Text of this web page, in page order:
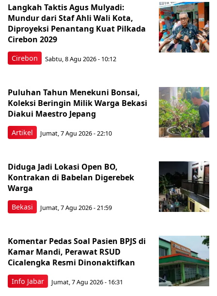
Cirebon
Langkah Taktis Agus Mulyadi:
Mundur dari Staf Ahli Wali Kota,
Diproyeksi Penantang Kuat Pilkada
Cirebon 2029
Sabtu, 8 Agu 2026 - 10:12
Artikel
Puluhan Tahun Menekuni Bonsai,
Koleksi Beringin Milik Warga Bekasi
Diakui Maestro Jepang
Jumat, 7 Agu 2026 - 22:10
Bekasi
Diduga Jadi Lokasi Open BO,
Kontrakan di Babelan Digerebek
Warga
Jumat, 7 Agu 2026 - 21:59
Info Jabar
Komentar Pedas Soal Pasien BPJS di
Kamar Mandi, Perawat RSUD
Cicalengka Resmi Dinonaktifkan
Jumat, 7 Agu 2026 - 16:31